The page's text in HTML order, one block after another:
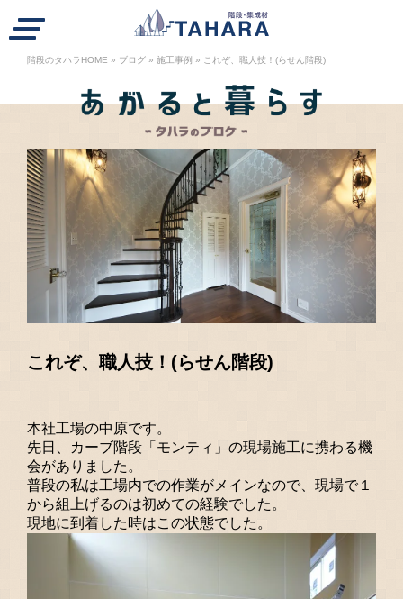
ラの階段紹介
文の流れ
者の方へ
社概要
リクルート
お知らせ
個人情報保護方針
一般の方
カタログ請求・お問合せ
カタログ請求・お問合せ
階段のタハラHOME » ブログ » 施工事例 » これぞ、職人技！(らせん階段)
これぞ、職人技！(らせん階段)
本社工場の中原です。
先日、カーブ階段「モンティ」の現場施工に携わる機
会がありました。
普段の私は工場内での作業がメインなので、現場で１
から組上げるのは初めての経験でした。
現地に到着した時はこの状態でした。